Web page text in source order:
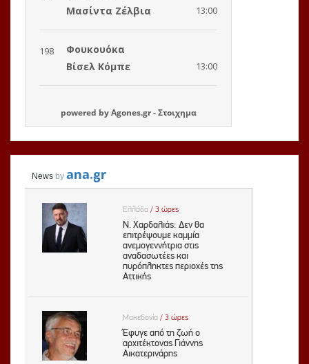
powered byAgones.gr-Στοιχημα